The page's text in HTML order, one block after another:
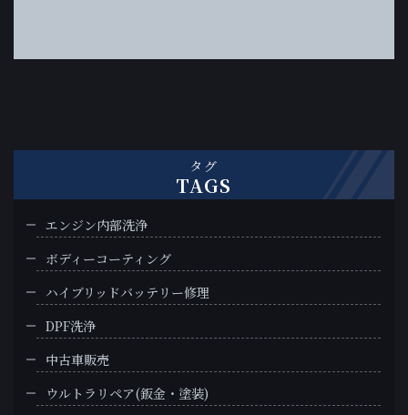
タグ
TAGS
エンジン内部洗浄
ボディーコーティング
ハイブリッドバッテリー修理
DPF洗浄
中古車販売
ウルトラリペア(鈑金・塗装)